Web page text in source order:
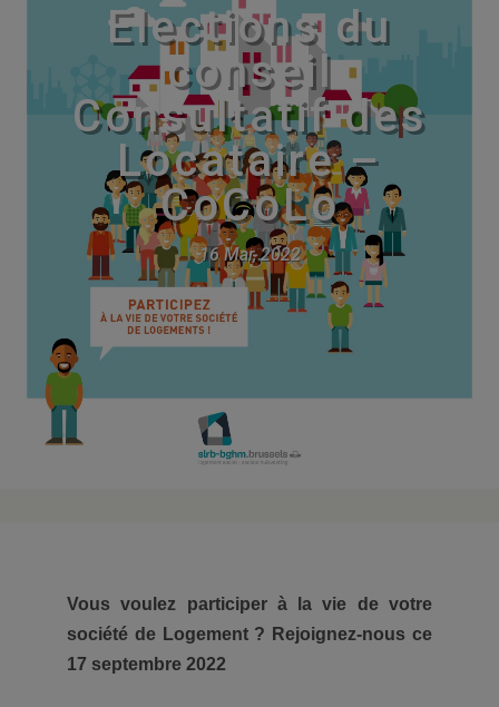
Elections du
conseil
Consultatif des
Locataire –
CoCoLo
16 Mar, 2022
Vous voulez participer à la vie de votre
société de Logement ? Rejoignez-nous ce
17 septembre 2022